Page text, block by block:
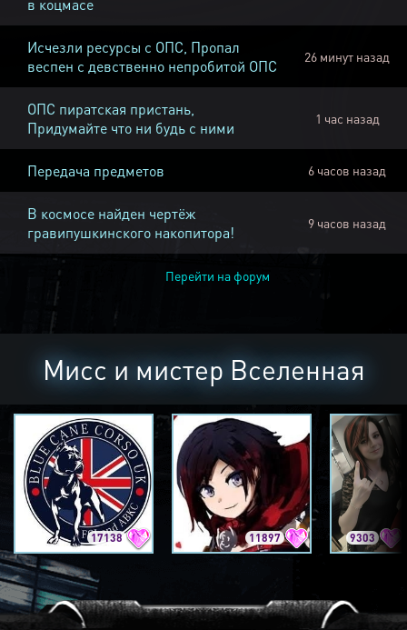
в коцмасе
Исчезли ресурсы с ОПС, Пропал
веспен с девственно непробитой ОПС
26 минут назад
ОПС пиратская пристань,
Придумайте что ни будь с ними
1 час назад
Передача предметов 6 часов назад
В космосе найден чертёж
гравипушкинского накопитора!
9 часов назад
Перейти на форум
Мисс и мистер Вселенная
17138 11897 9303